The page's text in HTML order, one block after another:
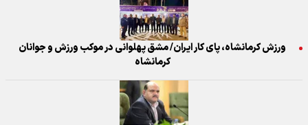
ورزش کرمانشاه، پای کار ایران/ مشق پهلوانی در موکب ورزش و جوانان
کرمانشاه